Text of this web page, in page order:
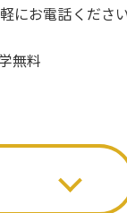
にお電話ください
無料